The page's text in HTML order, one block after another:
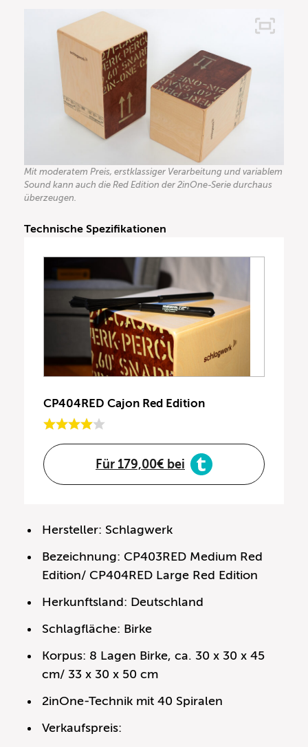
Mit moderatem Preis, erstklassiger Verarbeitung und variablem
Sound kann auch die Red Edition der 2inOne-Serie durchaus
überzeugen.
Technische Spezifikationen
CP404RED Cajon Red Edition
Für 179,00€ bei
Hersteller: Schlagwerk
Bezeichnung: CP403RED Medium Red
Edition/ CP404RED Large Red Edition
Herkunftsland: Deutschland
Schlagfläche: Birke
Korpus: 8 Lagen Birke, ca. 30 x 30 x 45
cm/ 33 x 30 x 50 cm
2inOne-Technik mit 40 Spiralen
Verkaufspreis: